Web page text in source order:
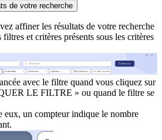
de votre recherche
affiner les résultats de votre recherche
filtres et critères présents sous les critères
avec le filtre quand vous cliquez sur
LE FILTRE » ou quand le filtre se
eux, un compteur indique le nombre